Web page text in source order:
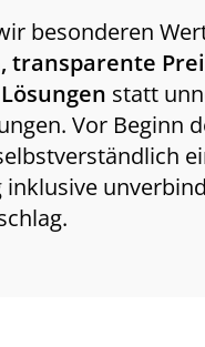
besonderen
transparente
statt
Vor Beginn
inklusive